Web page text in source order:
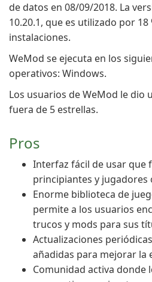
de datos en 08/09/2018. La
10.20.1, que es utilizado por 18
instalaciones.
WeMod se ejecuta en los
operativos: Windows.
Los usuarios de WeMod le dio
fuera de 5 estrellas.
Pros
Interfaz fácil de usar que
principiantes y jugadores
Enorme biblioteca de
permite a los usuarios
trucos y mods para sus
Actualizaciones
añadidas para mejorar la
Comunidad activa donde